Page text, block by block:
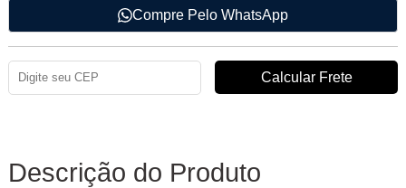
Compre Pelo WhatsApp
Descrição do Produto